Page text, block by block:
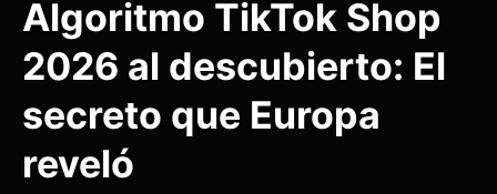
Algoritmo TikTok Shop
2026 al descubierto: El
secreto que Europa
reveló